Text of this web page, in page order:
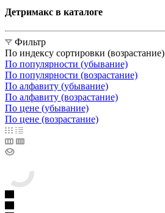
Детримакс в каталоге
Фильтр
По индексу сортировки (возрастание)
По популярности (убывание)
По популярности (возрастание)
По алфавиту (убывание)
По алфавиту (возрастание)
По цене (убывание)
По цене (возрастание)